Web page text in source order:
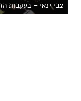
צבי ינאי – בעקבות